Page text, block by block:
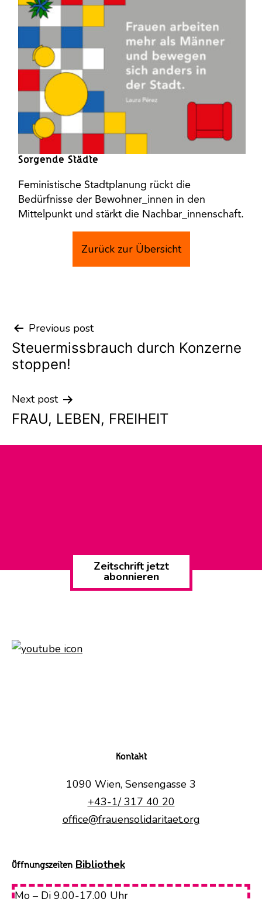
Sorgende Städte
Feministische Stadtplanung rückt die
Bedürfnisse der Bewohner_innen in den
Mittelpunkt und stärkt die Nachbar_innenschaft.
Zurück zur Übersicht
Post
navigation
Previous post
Steuermissbrauch durch Konzerne
stoppen!
Next post
FRAU, LEBEN, FREIHEIT
Zeitschrift jetzt
abonnieren
Kontakt
1090 Wien, Sensengasse 3
+43-1/ 317 40 20
office@frauensolidaritaet.org
Öffnungszeiten Bibliothek
Mo – Di 9.00-17.00 Uhr